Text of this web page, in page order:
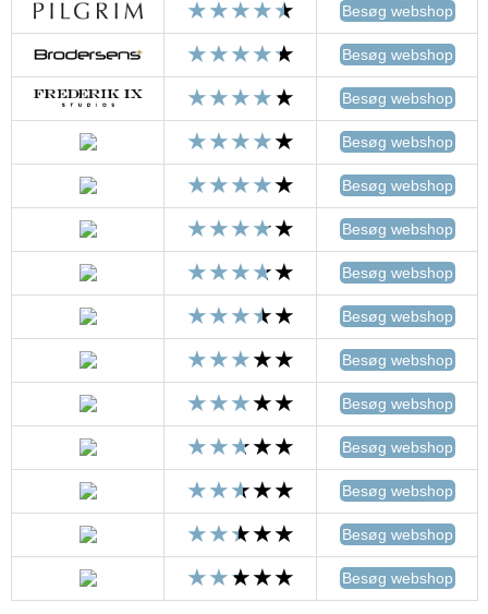
Besøg webshop
Besøg webshop
Besøg webshop
Besøg webshop
Besøg webshop
Besøg webshop
Besøg webshop
Besøg webshop
Besøg webshop
Besøg webshop
Besøg webshop
Besøg webshop
Besøg webshop
Besøg webshop